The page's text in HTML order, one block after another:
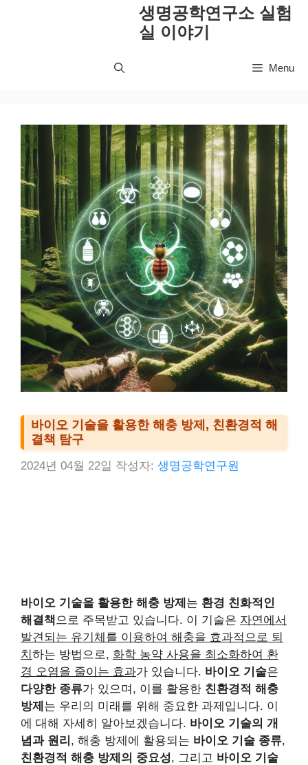
생명공학연구소 실험
실 이야기
Menu
바이오 기술을 활용한 해충 방제, 친환경적 해
결책 탐구
2024년 04월 22일 작성자: 생명공학연구원
바이오 기술을 활용한 해충 방제 는 환경 친화적인
해결책 으로 주목받고 있습니다. 이 기술은 자연에서
발견되는 유기체를 이용하여 해충을 효과적으로 퇴
치하는 방법으로, 화학 농약 사용을 최소화하여 환
경 오염을 줄이는 효과가 있습니다. 바이오 기술은
다양한 종류가 있으며, 이를 활용한 친환경적 해충
방제 는 우리의 미래를 위해 중요한 과제입니다. 이
에 대해 자세히 알아보겠습니다. 바이오 기술의 개
념과 원리 , 해충 방제에 활용되는 바이오 기술 종류,
친환경적 해충 방제의 중요성, 그리고 바이오 기술